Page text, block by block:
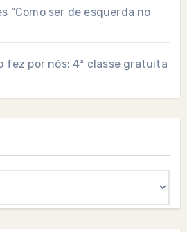
“Como ser de esquerda no
fez por nós: 4ª classe gratuita